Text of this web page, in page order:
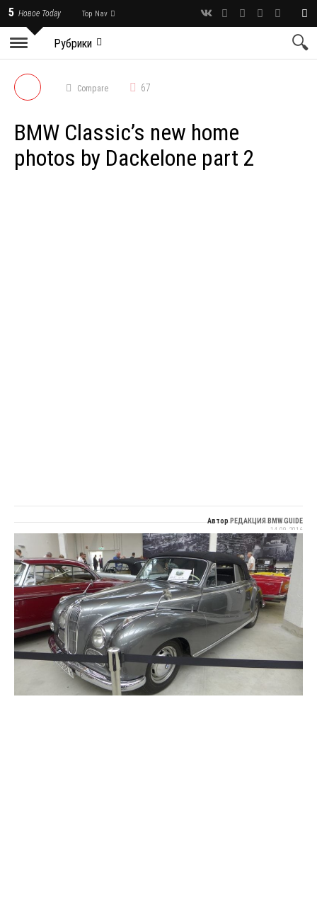
5 Новое Today Top Nav
Рубрики
Compare 67
BMW Classic’s new home
photos by Dackelone part 2
АвторРЕДАКЦИЯ BMW GUIDE
14.09.2016